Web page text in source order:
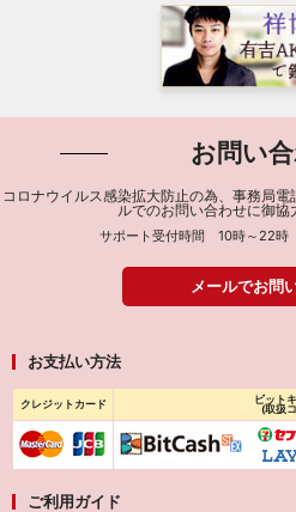
お問い
コロナウイルス感染拡大防止の為、事務局
ルでのお問い合わせに御協
サポート受付時間 10時～22時
メールでお問
お支払い方法
クレジットカード
ビット
(取扱
ご利用ガイド